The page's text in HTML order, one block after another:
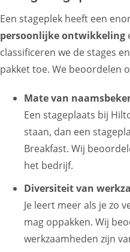
Een stageplek heeft een
persoonlijke ontwikkeling
classificeren we de stages
pakket toe. We beoordelen
Mate van
Een stageplaats bij
staan, dan een
Breakfast. Wij
het bedrijf.
Diversiteit van
Je leert meer als je zo
mag oppakken. Wij
werkzaamheden zijn